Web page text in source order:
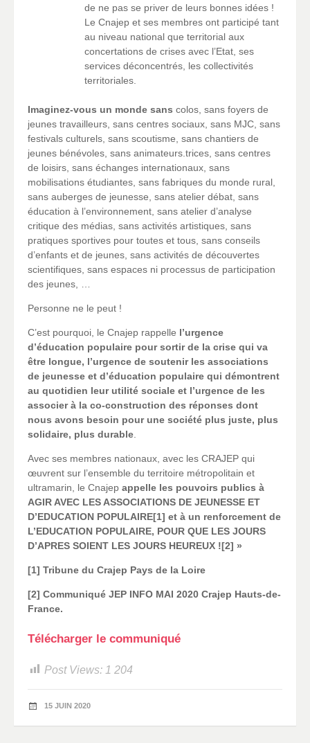
de ne pas se priver de leurs bonnes idées !
Le Cnajep et ses membres ont participé tant
au niveau national que territorial aux
concertations de crises avec l’Etat, ses
services déconcentrés, les collectivités
territoriales.
Imaginez-vous un monde sans colos, sans foyers de
jeunes travailleurs, sans centres sociaux, sans MJC, sans
festivals culturels, sans scoutisme, sans chantiers de
jeunes bénévoles, sans animateurs.trices, sans centres
de loisirs, sans échanges internationaux, sans
mobilisations étudiantes, sans fabriques du monde rural,
sans auberges de jeunesse, sans atelier débat, sans
éducation à l’environnement, sans atelier d’analyse
critique des médias, sans activités artistiques, sans
pratiques sportives pour toutes et tous, sans conseils
d’enfants et de jeunes, sans activités de découvertes
scientifiques, sans espaces ni processus de participation
des jeunes, …
Personne ne le peut !
C’est pourquoi, le Cnajep rappelle l’urgence
d’éducation populaire pour sortir de la crise qui va
être longue, l’urgence de soutenir les associations
de jeunesse et d’éducation populaire qui démontrent
au quotidien leur utilité sociale et l’urgence de les
associer à la co-construction des réponses dont
nous avons besoin pour une société plus juste, plus
solidaire, plus durable
Avec ses membres nationaux, avec les CRAJEP qui
œuvrent sur l’ensemble du territoire métropolitain et
ultramarin, le Cnajep appelle les pouvoirs publics à
AGIR AVEC LES ASSOCIATIONS DE JEUNESSE ET
D’EDUCATION POPULAIRE[1] et à un renforcement de
L’EDUCATION POPULAIRE, POUR QUE LES JOURS
D’APRES SOIENT LES JOURS HEUREUX ![2] »
[1] Tribune du Crajep Pays de la Loire
[2] Communiqué JEP INFO MAI 2020 Crajep Hauts-de-
France.
Télécharger le communiqué
Post Views: 1 204
15 JUIN 2020